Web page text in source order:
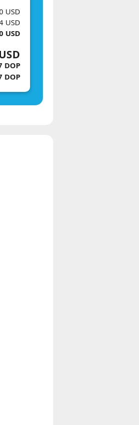
USD
USD
USD
DOP
DOP